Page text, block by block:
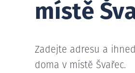
místě
Zadejte adresu a
doma v místě Švařec.